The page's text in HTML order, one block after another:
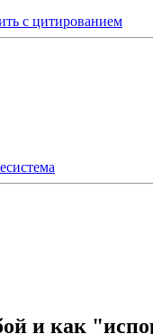
с цитированием
и как